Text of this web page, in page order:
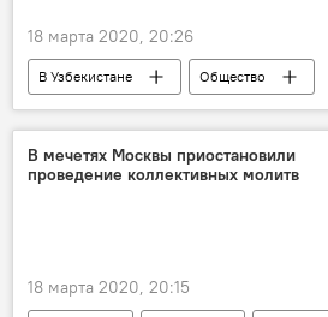
18 марта 2020, 20:26
В Узбекистане
Общество
Ситуация с коронавирусом в Узбекистане
Узбекистан
Коронавирус COVID-19
Шавкат Мирзиёев
Карантин
В мечетях Москвы приостановили
проведение коллективных молитв
18 марта 2020, 20:15